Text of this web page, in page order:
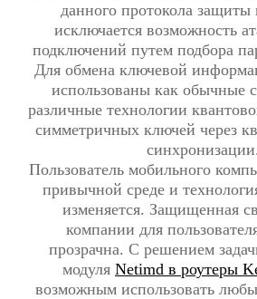
данного протокола
исключается возможность
подключений путем подбора
Для обмена ключевой
использованы как обычные
различные технологии
симметричных ключей через
синхронизации.
Пользователь мобильного
привычной среде и
изменяется. Защищенная
компании для
прозрачна. С решением
модуля Netimd в роутеры
возможным использовать